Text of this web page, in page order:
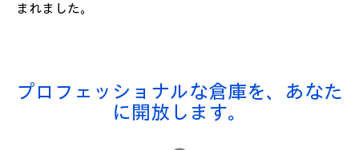
まれました。
プロフェッショナルな倉庫を、あなた
に開放します。